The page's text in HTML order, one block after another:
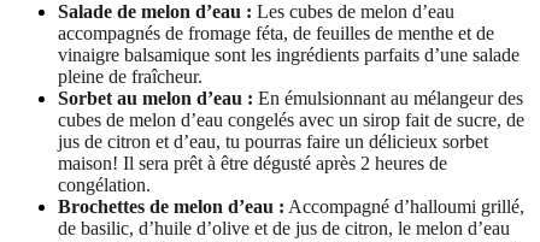
Salade de melon d’eau : Les cubes de melon d’eau
accompagnés de fromage féta, de feuilles de menthe et de
vinaigre balsamique sont les ingrédients parfaits d’une salade
pleine de fraîcheur.
Sorbet au melon d’eau : En émulsionnant au mélangeur des
cubes de melon d’eau congelés avec un sirop fait de sucre, de
jus de citron et d’eau, tu pourras faire un délicieux sorbet
maison! Il sera prêt à être dégusté après 2 heures de
congélation.
Brochettes de melon d’eau : Accompagné d’halloumi grillé,
de basilic, d’huile d’olive et de jus de citron, le melon d’eau